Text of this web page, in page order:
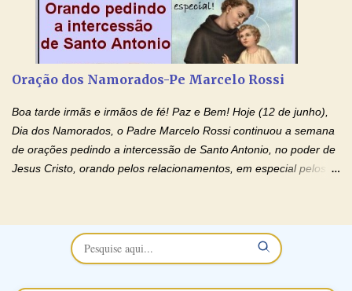
sofrendo? Então ouça o Momento de Fé e entre nesta corrente
de orações abençoadas, d eixe o Amor Ágape de Jesus curar e
restaurar você e seu relacionamento. Adriana-Devoção e Fé
Oração Pelos Casais Que Estão Separados Casais que estão
separados, devido ao envolvimento de outras pessoas no
relacionamento e que minaram, espiritualmente, a relação do
casal. Vamos orar (coloque o seu esposo ou esposa diante de
Deus). "Senhor Jesus, restaura os laços ...
Oração dos Namorados-Pe Marcelo Rossi
Boa tarde irmãs e irmãos de fé! Paz e Bem! Hoje (12 de junho),
Dia dos Namorados, o Padre Marcelo Rossi continuou a semana
de orações pedindo a intercessão de Santo Antonio, no poder de
Jesus Cristo, orando pelos relacionamentos, em especial pelos
maravilhosos cartões que coloquei aqui para vocês. Não perca
esta abençoada semana no Momento de Fé do Padre Marcelo,
vamos juntos formar esta forte corrente de orações. Você que